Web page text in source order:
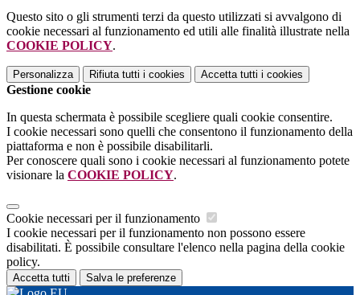
Questo sito o gli strumenti terzi da questo utilizzati si avvalgono di
cookie necessari al funzionamento ed utili alle finalità illustrate nella
COOKIE POLICY.
Personalizza Rifiuta tutti i cookies Accetta tutti i cookies
Gestione cookie
In questa schermata è possibile scegliere quali cookie consentire.
I cookie necessari sono quelli che consentono il funzionamento della
piattaforma e non è possibile disabilitarli.
Per conoscere quali sono i cookie necessari al funzionamento potete
visionare la COOKIE POLICY.
Cookie necessari per il funzionamento
I cookie necessari per il funzionamento non possono essere
disabilitati. È possibile consultare l'elenco nella pagina della cookie
policy.
Accetta tutti Salva le preferenze